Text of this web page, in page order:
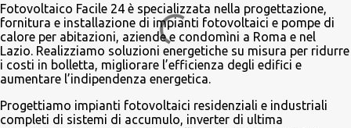
i
Fotovoltaico Facile 24 è specializzata nella progettazione,
fornitura e installazione di impianti fotovoltaici e pompe di
calore per abitazioni, aziende e condomìni a Roma e nel
Lazio. Realizziamo soluzioni energetiche su misura per ridurre
i costi in bolletta, migliorare l’efficienza degli edifici e
aumentare l’indipendenza energetica.
Progettiamo impianti fotovoltaici residenziali e industriali
completi di sistemi di accumulo, inverter di ultima